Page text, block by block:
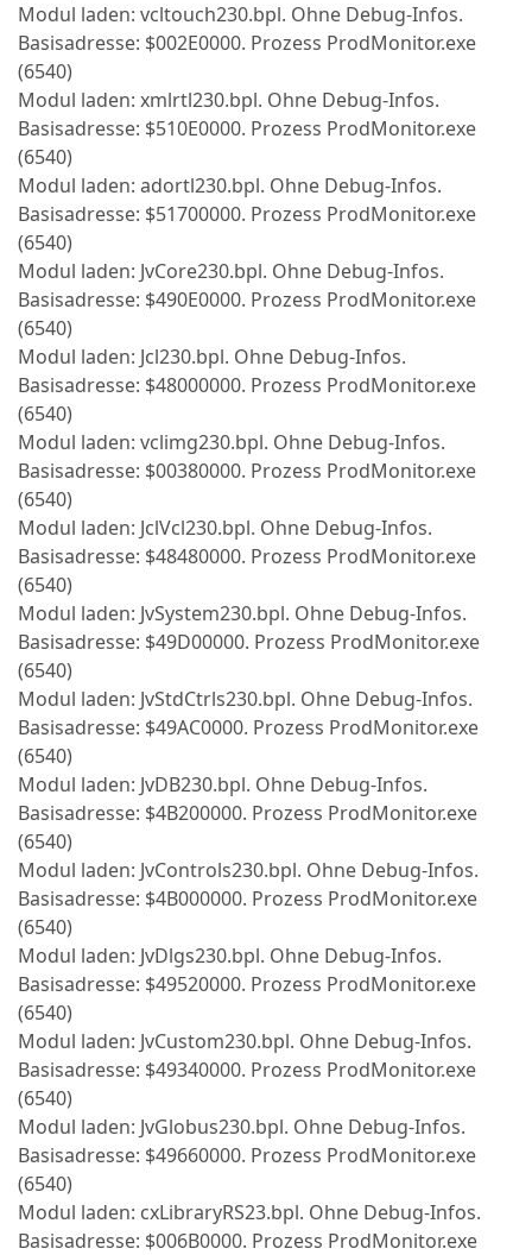
Modul laden: vcltouch230.bpl. Ohne Debug-Infos.
Basisadresse: $002E0000. Prozess ProdMonitor.exe
(6540)
Modul laden: xmlrtl230.bpl. Ohne Debug-Infos.
Basisadresse: $510E0000. Prozess ProdMonitor.exe
(6540)
Modul laden: adortl230.bpl. Ohne Debug-Infos.
Basisadresse: $51700000. Prozess ProdMonitor.exe
(6540)
Modul laden: JvCore230.bpl. Ohne Debug-Infos.
Basisadresse: $490E0000. Prozess ProdMonitor.exe
(6540)
Modul laden: Jcl230.bpl. Ohne Debug-Infos.
Basisadresse: $48000000. Prozess ProdMonitor.exe
(6540)
Modul laden: vclimg230.bpl. Ohne Debug-Infos.
Basisadresse: $00380000. Prozess ProdMonitor.exe
(6540)
Modul laden: JclVcl230.bpl. Ohne Debug-Infos.
Basisadresse: $48480000. Prozess ProdMonitor.exe
(6540)
Modul laden: JvSystem230.bpl. Ohne Debug-Infos.
Basisadresse: $49D00000. Prozess ProdMonitor.exe
(6540)
Modul laden: JvStdCtrls230.bpl. Ohne Debug-Infos.
Basisadresse: $49AC0000. Prozess ProdMonitor.exe
(6540)
Modul laden: JvDB230.bpl. Ohne Debug-Infos.
Basisadresse: $4B200000. Prozess ProdMonitor.exe
(6540)
Modul laden: JvControls230.bpl. Ohne Debug-Infos.
Basisadresse: $4B000000. Prozess ProdMonitor.exe
(6540)
Modul laden: JvDlgs230.bpl. Ohne Debug-Infos.
Basisadresse: $49520000. Prozess ProdMonitor.exe
(6540)
Modul laden: JvCustom230.bpl. Ohne Debug-Infos.
Basisadresse: $49340000. Prozess ProdMonitor.exe
(6540)
Modul laden: JvGlobus230.bpl. Ohne Debug-Infos.
Basisadresse: $49660000. Prozess ProdMonitor.exe
(6540)
Modul laden: cxLibraryRS23.bpl. Ohne Debug-Infos.
Basisadresse: $006B0000. Prozess ProdMonitor.exe